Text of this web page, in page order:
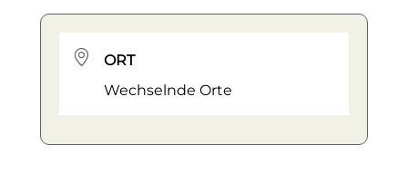
ORT
Wechselnde Orte